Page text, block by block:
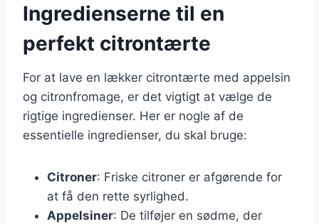
Ingredienserne til en
perfekt citrontærte
For at lave en lækker citrontærte med appelsin
og citronfromage, er det vigtigt at vælge de
rigtige ingredienser. Her er nogle af de
essentielle ingredienser, du skal bruge:
Citroner: Friske citroner er afgørende for
at få den rette syrlighed.
Appelsiner: De tilføjer en sødme, der